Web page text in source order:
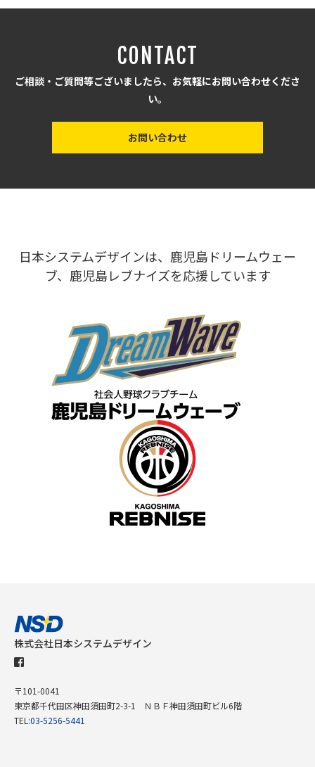
CONTACT
ご相談・ご質問等ございましたら、お気軽にお問い合わせくださ
い。
お問い合わせ
日本システムデザインは、鹿児島ドリームウェー
ブ、鹿児島レブナイズを応援しています
株式会社日本システムデザイン
〒101-0041
東京都千代田区神田須田町2-3-1 ＮＢＦ神田須田町ビル6階
TEL:03-5256-5441